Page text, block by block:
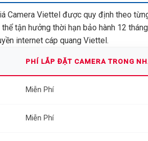
Camera Viettel được quy định theo
tận hưởng thời hạn bảo hành 12
internet cáp quang Viettel.
PHÍ LẮP ĐẶT CAMERA TRONG
Miễn Phí
Miễn Phí